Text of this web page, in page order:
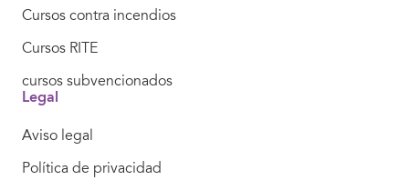
Cursos contra incendios
Cursos RITE
cursos subvencionados
Legal
Aviso legal
Política de privacidad